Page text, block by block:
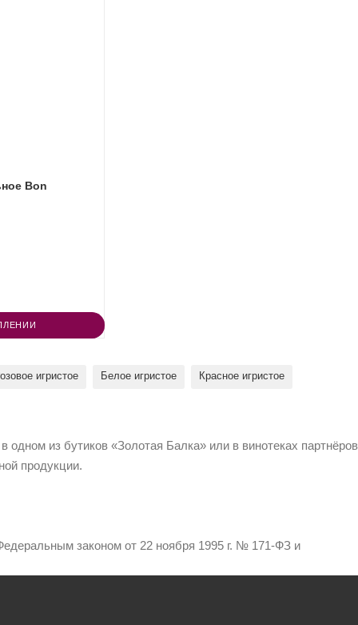
Bon
игристое Белое игристое Красное игристое
одном из бутиков «Золотая Балка» или в винотеках партнёров
продукции.
законом от 22 ноября 1995 г. № 171-ФЗ и